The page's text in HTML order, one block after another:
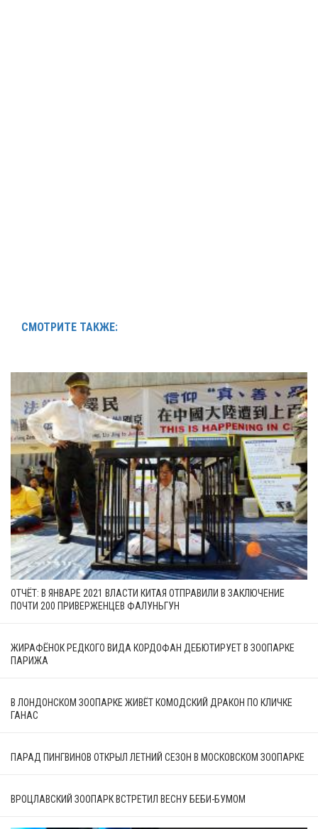
СМОТРИТЕ ТАКЖЕ:
ОТЧЁТ: В ЯНВАРЕ 2021 ВЛАСТИ КИТАЯ ОТПРАВИЛИ В ЗАКЛЮЧЕНИЕ
ПОЧТИ 200 ПРИВЕРЖЕНЦЕВ ФАЛУНЬГУН
ЖИРАФЁНОК РЕДКОГО ВИДА КОРДОФАН ДЕБЮТИРУЕТ В ЗООПАРКЕ
ПАРИЖА
В ЛОНДОНСКОМ ЗООПАРКЕ ЖИВЁТ КОМОДСКИЙ ДРАКОН ПО КЛИЧКЕ
ГАНАС
ПАРАД ПИНГВИНОВ ОТКРЫЛ ЛЕТНИЙ СЕЗОН В МОСКОВСКОМ ЗООПАРКЕ
ВРОЦЛАВСКИЙ ЗООПАРК ВСТРЕТИЛ ВЕСНУ БЕБИ-БУМОМ